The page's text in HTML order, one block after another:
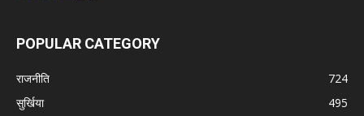
POPULAR CATEGORY
राजनीति
724
सुर्खिया
495